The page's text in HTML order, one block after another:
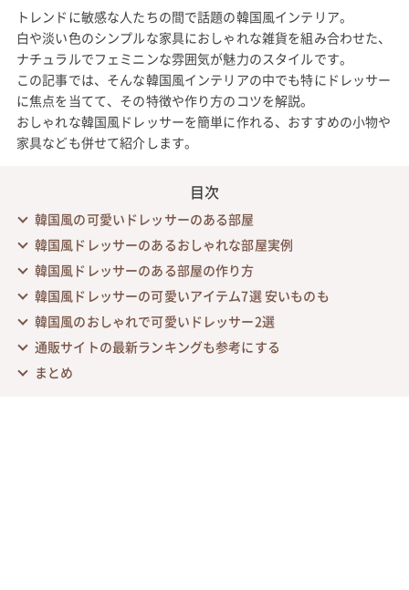
トレンドに敏感な人たちの間で話題の韓国風インテリア。
白や淡い色のシンプルな家具におしゃれな雑貨を組み合わせた、
ナチュラルでフェミニンな雰囲気が魅力のスタイルです。
この記事では、そんな韓国風インテリアの中でも特にドレッサー
に焦点を当てて、その特徴や作り方のコツを解説。
おしゃれな韓国風ドレッサーを簡単に作れる、おすすめの小物や
家具なども併せて紹介します。
目次
韓国風の可愛いドレッサーのある部屋
韓国風ドレッサーのあるおしゃれな部屋実例
韓国風ドレッサーのある部屋の作り方
韓国風ドレッサーの可愛いアイテム7選 安いものも
韓国風のおしゃれで可愛いドレッサー2選
通販サイトの最新ランキングも参考にする
まとめ